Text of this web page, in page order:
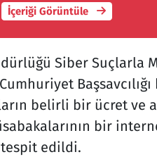
İçeriği Görüntüle
Siber Suçlarla
belirli bir ücret ve
bir
tespit edildi.